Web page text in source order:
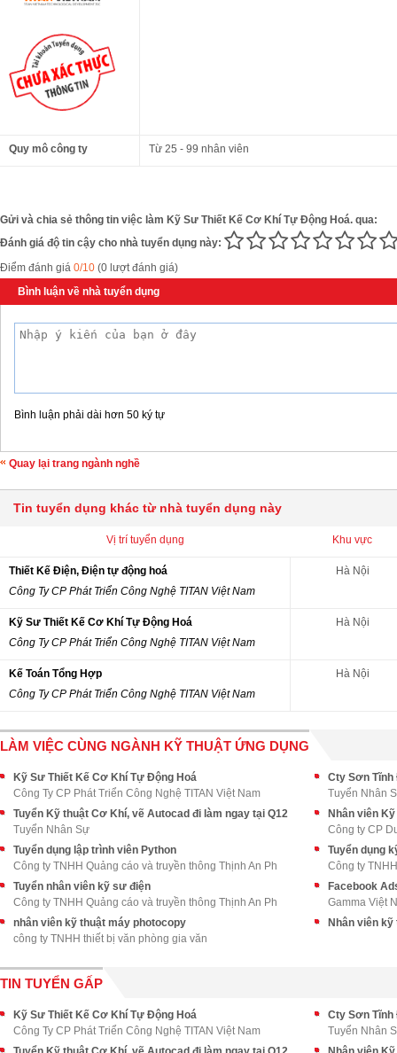
Quy mô công ty Từ 25 - 99 nhân viên
Gửi và chia sẻ thông tin việc làm Kỹ Sư Thiết Kế Cơ Khí Tự Động Hoá. qua:
Đánh giá độ tin cậy cho nhà tuyển dụng này:
Điểm đánh giá 0/10 (0 lượt đánh giá)
Bình luận về nhà tuyển dụng
Bình luận phải dài hơn 50 ký tự
Quay lại trang ngành nghề
Tin tuyển dụng khác từ nhà tuyển dụng này
Vị trí tuyển dụng Khu vực
Thiết Kế Điện, Điện tự động hoá
Công Ty CP Phát Triển Công Nghệ TITAN Việt Nam
Hà Nội
Kỹ Sư Thiết Kế Cơ Khí Tự Động Hoá
Công Ty CP Phát Triển Công Nghệ TITAN Việt Nam
Hà Nội
Kế Toán Tổng Hợp
Công Ty CP Phát Triển Công Nghệ TITAN Việt Nam
Hà Nội
LÀM VIỆC CÙNG NGÀNH KỸ THUẬT ỨNG DỤNG
Kỹ Sư Thiết Kế Cơ Khí Tự Động Hoá
Công Ty CP Phát Triển Công Nghệ TITAN Việt Nam
Tuyển Nhân
Tuyển Kỹ thuật Cơ Khí, vẽ Autocad đi làm ngay tại Q12
Tuyển Nhân Sự
Nhân viên
Công ty CP
Tuyển dụng lập trình viên Python
Công ty TNHH Quảng cáo và truyền thông Thịnh An Ph
Tuyển dụng
Công ty
Tuyển nhân viên kỹ sư điện
Công ty TNHH Quảng cáo và truyền thông Thịnh An Ph
Facebook
Gamma Việt
nhân viên kỹ thuật máy photocopy
công ty TNHH thiết bị văn phòng gia văn
Nhân viên
TIN TUYỂN GẤP
Kỹ Sư Thiết Kế Cơ Khí Tự Động Hoá
Công Ty CP Phát Triển Công Nghệ TITAN Việt Nam
Tuyển Nhân